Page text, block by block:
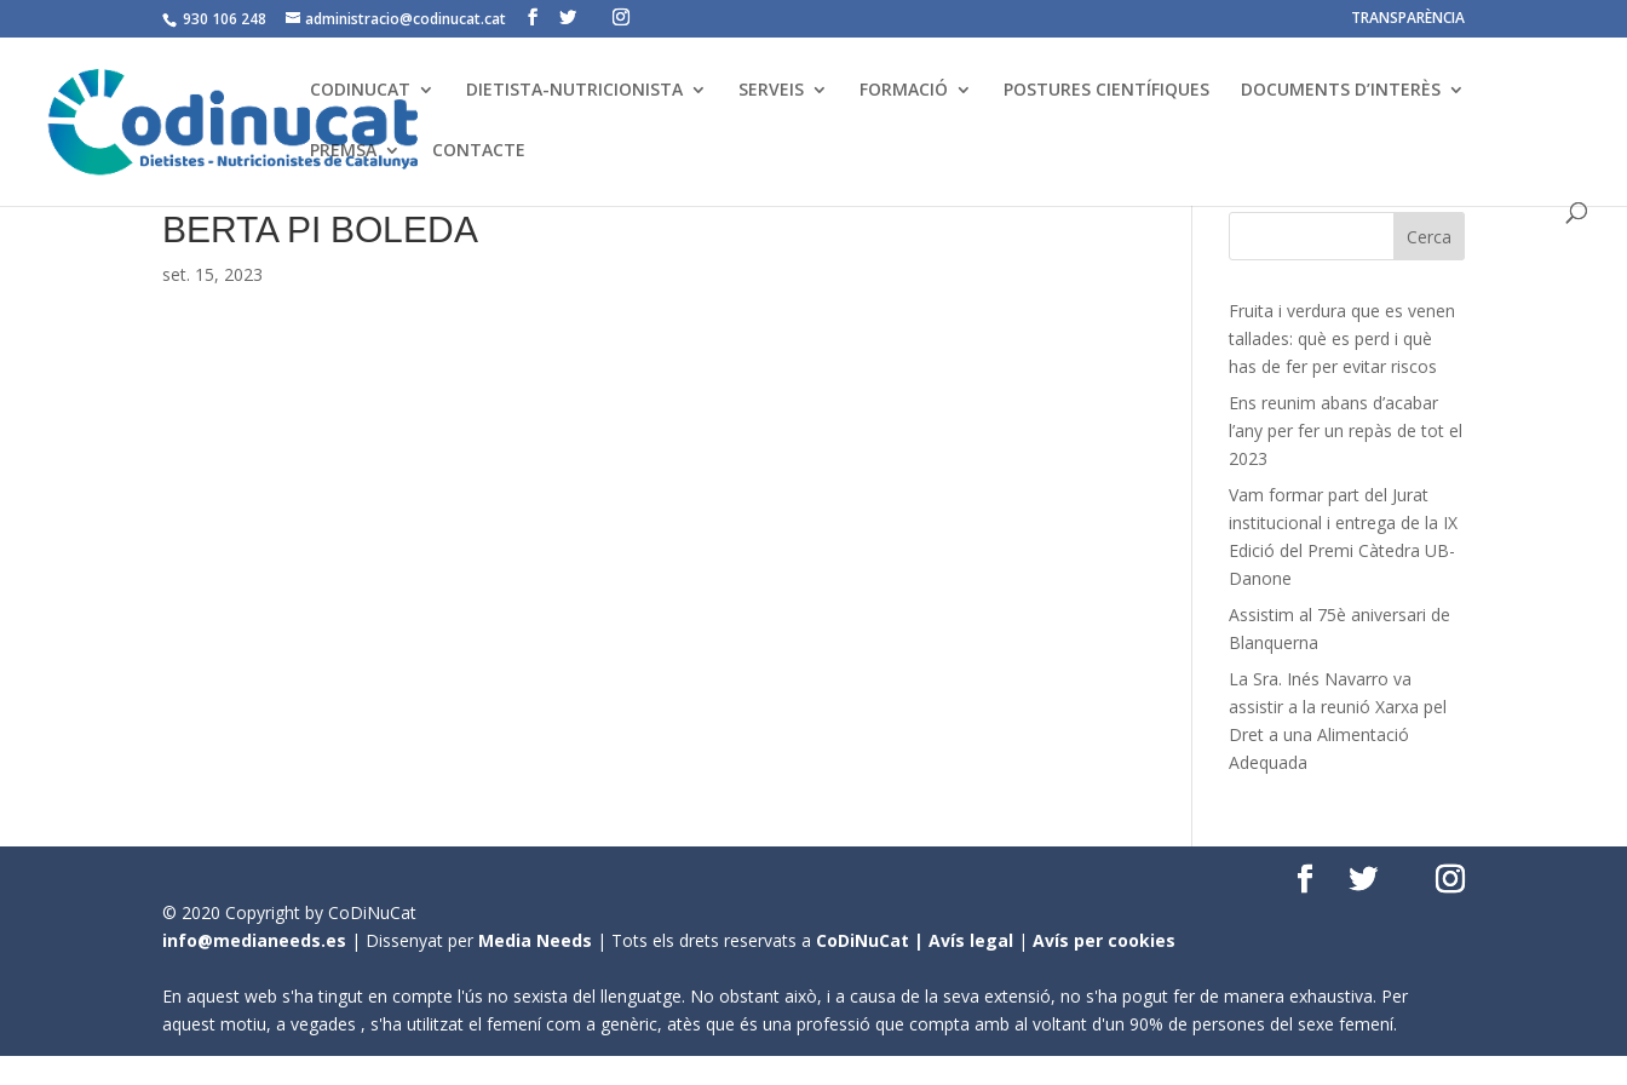
930 106 248 administracio@codinucat.cat TRANSPARÈNCIA
CODINUCAT DIETISTA-NUTRICIONISTA SERVEIS FORMACIÓ POSTURES CIENTÍFIQUES DOCUMENTS D’INTERÈS
PREMSA CONTACTE
BERTA PI BOLEDA
set. 15, 2023
Fruita i verdura que es venen
tallades: què es perd i què
has de fer per evitar riscos
Ens reunim abans d’acabar
l’any per fer un repàs de tot el
2023
Vam formar part del Jurat
institucional i entrega de la IX
Edició del Premi Càtedra UB-
Danone
Assistim al 75è aniversari de
Blanquerna
La Sra. Inés Navarro va
assistir a la reunió Xarxa pel
Dret a una Alimentació
Adequada
© 2020 Copyright by CoDiNuCat
info@medianeeds.es | Dissenyat per Media Needs | Tots els drets reservats a CoDiNuCat |Avís legal |Avís per cookies
En aquest web s'ha tingut en compte l'ús no sexista del llenguatge. No obstant això, i a causa de la seva extensió, no s'ha pogut fer de manera exhaustiva. Per
aquest motiu, a vegades , s'ha utilitzat el femení com a genèric, atès que és una professió que compta amb al voltant d'un 90% de persones del sexe femení.